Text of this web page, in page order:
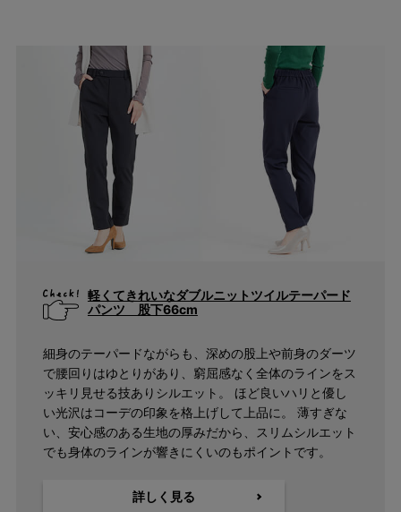
軽くてきれいなダブルニットツイルテーパード
パンツ 股下66cm
細身のテーパードながらも、深めの股上や前身のダーツ
で腰回りはゆとりがあり、窮屈感なく全体のラインをス
ッキリ見せる技ありシルエット。 ほど良いハリと優し
い光沢はコーデの印象を格上げして上品に。 薄すぎな
い、安心感のある生地の厚みだから、スリムシルエット
でも身体のラインが響きにくいのもポイントです。
詳しく見る